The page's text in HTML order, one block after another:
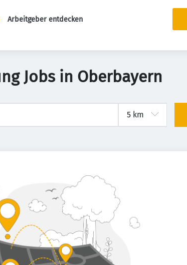
Arbeitgeber entdecken
Jobs in Oberbayern